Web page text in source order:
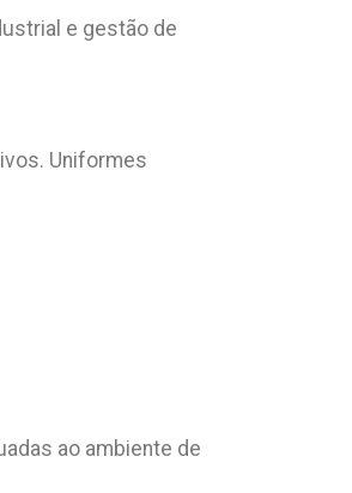
e gestão de
Uniformes
ao ambiente de